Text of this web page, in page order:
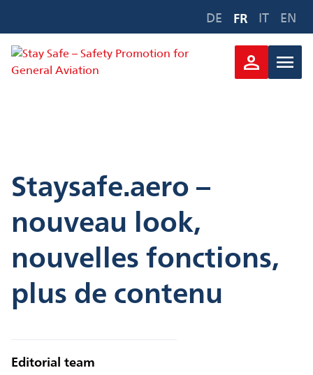
DE FR IT EN
person menu
Staysafe.aero –
nouveau look,
nouvelles fonctions,
plus de contenu
Editorial team